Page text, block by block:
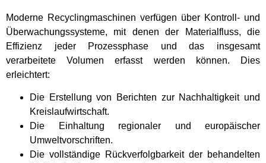
Moderne Recyclingmaschinen verfügen über Kontroll- und
Überwachungssysteme, mit denen der Materialfluss, die
Effizienz jeder Prozessphase und das insgesamt
verarbeitete Volumen erfasst werden können. Dies
erleichtert:
Die Erstellung von Berichten zur Nachhaltigkeit und
Kreislaufwirtschaft.
Die Einhaltung regionaler und europäischer
Umweltvorschriften.
Die vollständige Rückverfolgbarkeit der behandelten